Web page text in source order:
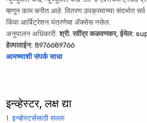
म्हणून काम करीत आहे. वितरण उपक्रमाच्या संदर्भात
किंवा आर्बिट्रेशन यंत्रणेचा ॲक्सेस नसेल.
अनुपालन अधिकारी: श्री. रवींद्र कळवणकर, ईमेल:
हेल्पलाईन: 8976689766
आमच्याशी संपर्क साधा
इन्व्हेस्टर, लक्ष द्या
1. इन्व्हेस्टर्ससाठी सल्ला